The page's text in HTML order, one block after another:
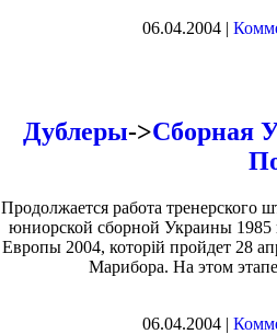
06.04.2004 |
Дублеры->Сборная
Продолжается работа тренерского
юниорской сборной Украины 1985
Европы 2004, которій пройдет 28
Марибора. На этом
06.04.2004 |